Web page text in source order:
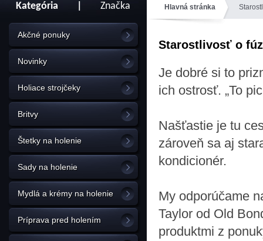
Kategória Značka
Akčné ponuky
Novinky
Holiace strojčeky
Britvy
Štetky na holenie
Sady na holenie
Mydlá a krémy na holenie
Príprava pred holením
Hlavná stránka
Starostlivosť o
Je dobré si to
ich ostrosť. „To
Našťastie je tu
zároveň sa aj
kondicionér.
My odporúčame
Taylor od Old
produktmi z